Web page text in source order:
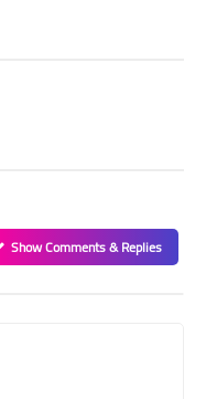
Show Comments & Replies